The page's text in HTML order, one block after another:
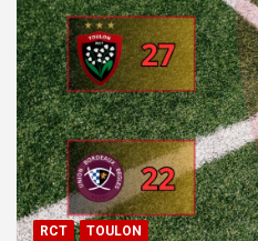
RCT TOULON